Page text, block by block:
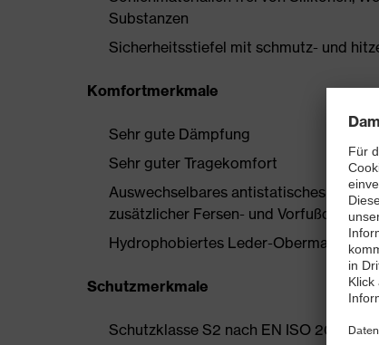
Substanzen
Sicherheitsstiefel mit schmutz- und
Komfortmerkmale
Sehr gute Dämpfung
Sehr guter Tragekomfort
Auswechselbares antistatisches
zusätzlicher Fersen- und
Hydrophobiertes Leder-Obermaterial
Schutzmerkmale
Schutzklasse S2 nach EN ISO